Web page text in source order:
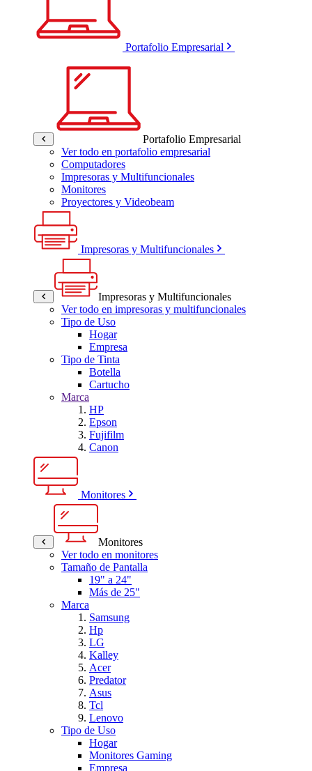
Portafolio Empresarial
Portafolio Empresarial
Ver todo en portafolio empresarial
Computadores
Impresoras y Multifuncionales
Monitores
Proyectores y Videobeam
Impresoras y Multifuncionales
Impresoras y Multifuncionales
Ver todo en impresoras y multifuncionales
Tipo de Uso
Hogar
Empresa
Tipo de Tinta
Botella
Cartucho
Marca
HP
Epson
Fujifilm
Canon
Monitores
Monitores
Ver todo en monitores
Tamaño de Pantalla
19" a 24"
Más de 25"
Marca
Samsung
Hp
LG
Kalley
Acer
Predator
Asus
Tcl
Lenovo
Tipo de Uso
Hogar
Monitores Gaming
Empresa